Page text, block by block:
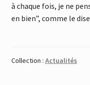
à chaque fois, je ne
en bien”, comme le
Collection : Actualités